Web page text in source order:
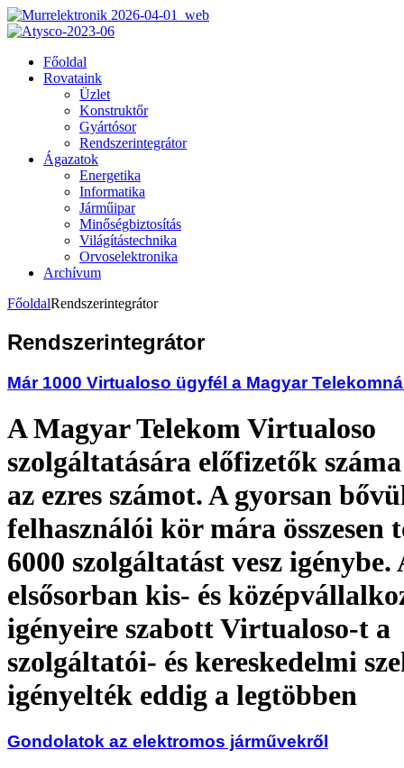
Főoldal
Rovataink
Üzlet
Konstruktőr
Gyártósor
Rendszerintegrátor
Ágazatok
Energetika
Informatika
Járműipar
Minőségbiztosítás
Világítástechnika
Orvoselektronika
Archívum
FőoldalRendszerintegrátor
Rendszerintegrátor
Már 1000 Virtualoso ügyfél a Magyar
A Magyar Telekom Virtualoso
szolgáltatására előfizetők
az ezres számot. A gyorsan
felhasználói kör mára összesen
6000 szolgáltatást vesz igénybe.
elsősorban kis- és
igényeire szabott Virtualoso-t a
szolgáltatói- és kereskedelmi
igényelték eddig a legtöbben
Gondolatok az elektromos járművekről